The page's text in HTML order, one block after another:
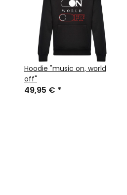
Hoodie "music on, world
off"
49,95 € *